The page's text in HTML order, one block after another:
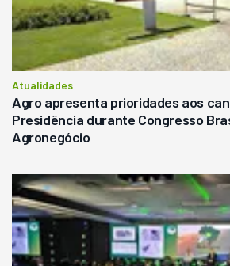
Atualidades
Agro apresenta prioridades aos
Presidência durante Congresso
Agronegócio